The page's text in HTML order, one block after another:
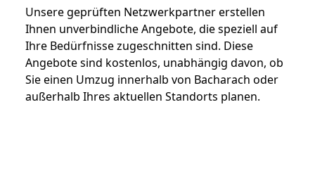
Unsere geprüften Netzwerkpartner erstellen
Ihnen unverbindliche Angebote, die speziell auf
Ihre Bedürfnisse zugeschnitten sind. Diese
Angebote sind kostenlos, unabhängig davon, ob
Sie einen Umzug innerhalb von Bacharach oder
außerhalb Ihres aktuellen Standorts planen.